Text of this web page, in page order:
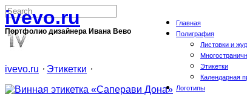
ivevo.ru
Портфолио дизайнера Ивана Вево
Главная
Полиграфия
Листовки и
Этикетки
Календарная
Логотипы
ivevo.ru ⋅ Этикетки ⋅